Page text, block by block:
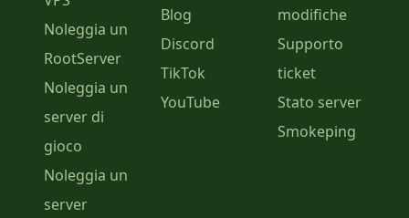
Noleggia un
RootServer
Noleggia un
server di
gioco
Noleggia un
server
Blog
Discord
TikTok
YouTube
modifiche
Supporto
ticket
Stato server
Smokeping